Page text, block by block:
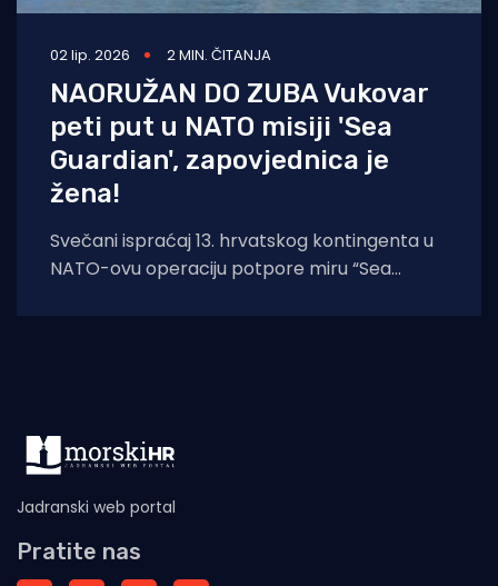
02 lip. 2026 2 MIN. ČITANJA
NAORUŽAN DO ZUBA Vukovar
peti put u NATO misiji 'Sea
Guardian', zapovjednica je
žena!
Svečani ispraćaj 13. hrvatskog kontingenta u
NATO-ovu operaciju potpore miru “Sea
Jadranski web portal
Pratite nas